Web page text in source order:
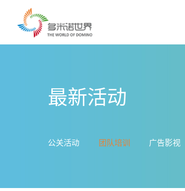
最新活动
公关活动 团队培训 广告影视